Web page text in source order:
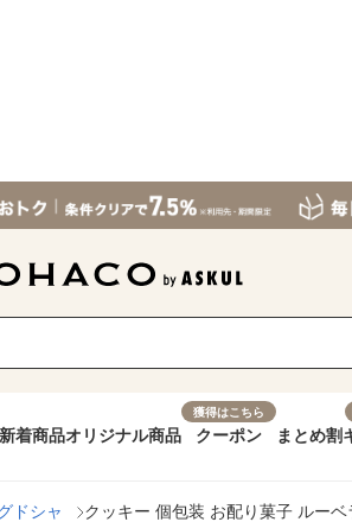
新着商品オリジナル商品
獲得はこちら
クーポン まとめ割
ドシャ クッキー 個包装 お配り菓子 ルー